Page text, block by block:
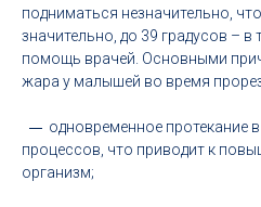
подниматься незначительно,
значительно, до 39 градусов – в
помощь врачей. Основными
жара у малышей во время
одновременное протекание
процессов, что приводит к
организм;